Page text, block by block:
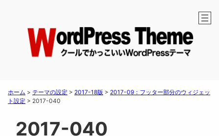
ホーム > テーマの設定 > 2017-18版 > 2017-09：フッター部分のウィジェッ
ト設定 > 2017-040
2017-040